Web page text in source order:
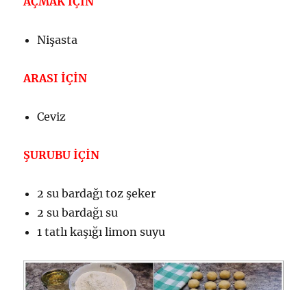
Nişasta
ARASI İÇİN
Ceviz
ŞURUBU İÇİN
2 su bardağı toz şeker
2 su bardağı su
1 tatlı kaşığı limon suyu